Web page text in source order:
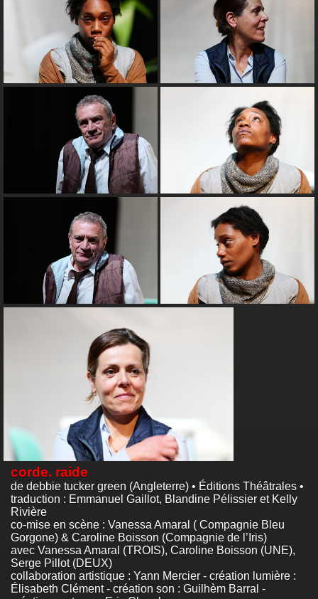
corde. raide
de debbie tucker green (Angleterre) • Éditions Théâtrales •
traduction : Emmanuel Gaillot, Blandine Pélissier et Kelly
Rivière
co-mise en scène : Vanessa Amaral ( Compagnie Bleu
Gorgone) & Caroline Boisson (Compagnie de l’Iris)
avec Vanessa Amaral (TROIS), Caroline Boisson (UNE),
Serge Pillot (DEUX)
collaboration artistique : Yann Mercier - création lumière :
Élisabeth Clément - création son : Guilhèm Barral -